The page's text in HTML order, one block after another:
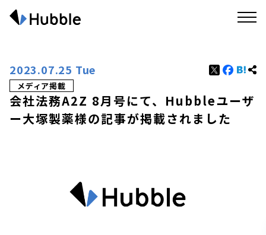
2023.07.25 Tue
メディア掲載
会社法務A2Z 8月号にて、Hubbleユーザ
ー大塚製薬様の記事が掲載されました